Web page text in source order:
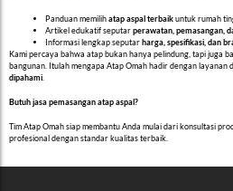
Panduan memilihatap aspal terbaikuntuk rumah
Artikel edukatif seputarperawatan, pemasangan,
Informasi lengkap seputarharga, spesifikasi, dan
Kami percaya bahwa atap bukan hanya pelindung, tapi juga
bangunan. Itulah mengapa Atap Omah hadir dengan layanan
dipahami
Butuh jasa pemasangan atap aspal?
Tim Atap Omah siap membantu Anda mulai dari konsultasi
profesional dengan standar kualitas terbaik.